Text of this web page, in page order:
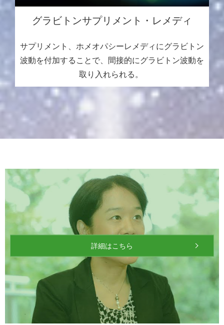
グラビトンサプリメント ・レメディ
サプリメント、ホメオパシーレメディにグラビトン
波動を付加することで、間接的にグラビトン波動を
取り入れられる。
詳細はこちら